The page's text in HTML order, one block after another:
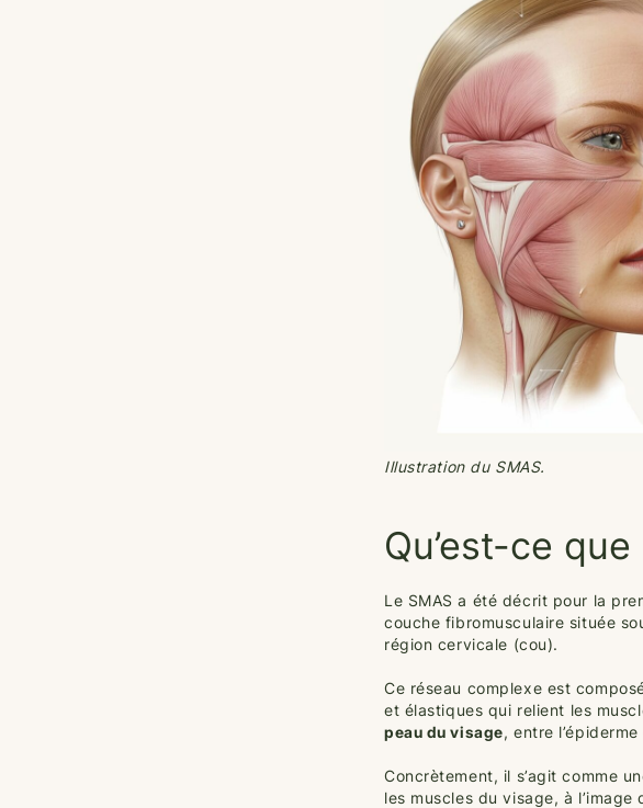
Illustration du SMAS.
Qu’est-ce
Le SMAS a été décrit pour la
couche fibromusculaire située
région cervicale (cou).
Ce réseau complexe est
et élastiques qui relient les
peau du visage, entre
Concrètement, il s’agit comme
les muscles du visage, à l’image